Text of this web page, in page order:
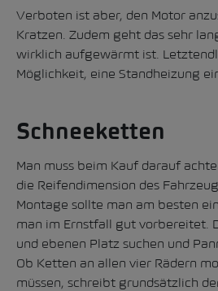
Verboten ist aber, den Motor
Kratzen. Zudem geht das sehr
wirklich aufgewärmt ist.
Möglichkeit, eine Standheizung
Schneeketten
Man muss beim Kauf darauf
die Reifendimension des
Montage sollte man am besten
man im Ernstfall gut vorbereitet.
und ebenen Platz suchen und
Ob Ketten an allen vier Rädern
müssen, schreibt grundsätzlich